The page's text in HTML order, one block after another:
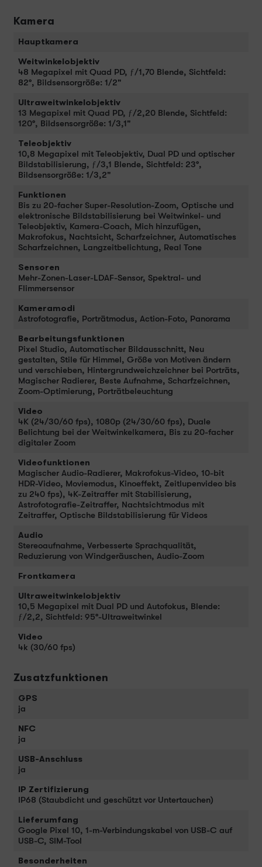
Kamera
Hauptkamera
Weitwinkelobjektiv
48 Megapixel mit Quad PD, ƒ/1,70 Blende, Sichtfeld:
82°, Bildsensorgröße: 1/2"
Ultraweitwinkelobjektiv
13 Megapixel mit Quad PD, ƒ/2,20 Blende, Sichtfeld:
120°, Bildsensorgröße: 1/3,1"
Teleobjektiv
10,8 Megapixel mit Teleobjektiv, Dual PD und optischer
Bildstabilisierung, ƒ/3,1 Blende, Sichtfeld: 23°,
Bildsensorgröße: 1/3,2"
Funktionen
Bis zu 20-facher Super-Resolution-Zoom, Optische und
elektronische Bildstabilisierung bei Weitwinkel- und
Teleobjektiv, Kamera-Coach, Mich hinzufügen,
Makrofokus, Nachtsicht, Scharfzeichner, Automatisches
Scharfzeichnen, Langzeitbelichtung, Real Tone
Sensoren
Mehr-Zonen-Laser-LDAF-Sensor, Spektral- und
Flimmersensor
Kameramodi
Astrofotografie, Porträtmodus, Action-Foto, Panorama
Bearbeitungsfunktionen
Pixel Studio, Automatischer Bildausschnitt, Neu
gestalten, Stile für Himmel, Größe von Motiven ändern
und verschieben, Hintergrundweichzeichner bei Porträts,
Magischer Radierer, Beste Aufnahme, Scharfzeichnen,
Zoom-Optimierung, Porträtbeleuchtung
Video
4K (24/30/60 fps), 1080p (24/30/60 fps), Duale
Belichtung bei der Weitwinkelkamera, Bis zu 20-facher
digitaler Zoom
Videofunktionen
Magischer Audio-Radierer, Makrofokus-Video, 10-bit
HDR-Video, Moviemodus, Kinoeffekt, Zeitlupenvideo bis
zu 240 fps), 4K-Zeitraffer mit Stabilisierung,
Astrofotografie-Zeitraffer, Nachtsichtmodus mit
Zeitraffer, Optische Bildstabilisierung für Videos
Audio
Stereoaufnahme, Verbesserte Sprachqualität,
Reduzierung von Windgeräuschen, Audio-Zoom
Frontkamera
Ultraweitwinkelobjektiv
10,5 Megapixel mit Dual PD und Autofokus, Blende:
ƒ/2,2, Sichtfeld: 95°-Ultraweitwinkel
Video
4k (30/60 fps)
Zusatzfunktionen
GPS
ja
NFC
ja
USB-Anschluss
ja
IP Zertifizierung
IP68 (Staubdicht und geschützt vor Untertauchen)
Lieferumfang
Google Pixel 10, 1-m-Verbindungskabel von USB-C auf
USB-C, SIM-Tool
Besonderheiten